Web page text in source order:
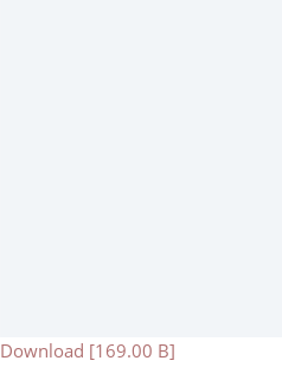
Download [169.00 B]